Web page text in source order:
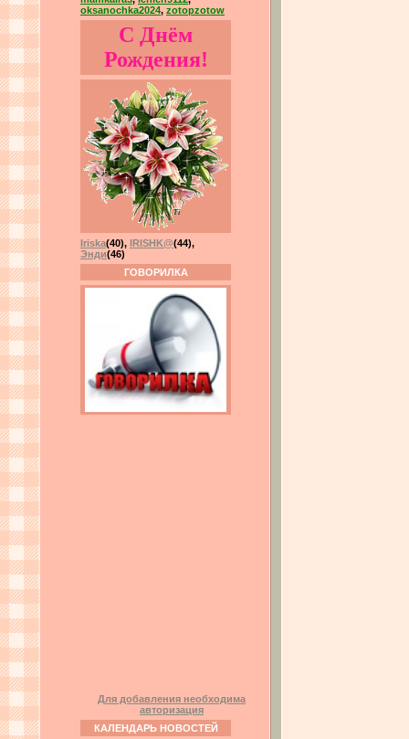
oksanochka2024, zotopzotow
С Днём
Рождения!
Iriska(40), IRISHK@(44),
Энди(46)
ГОВОРИЛКА
Для добавления необходима
авторизация
КАЛЕНДАРЬ НОВОСТЕЙ